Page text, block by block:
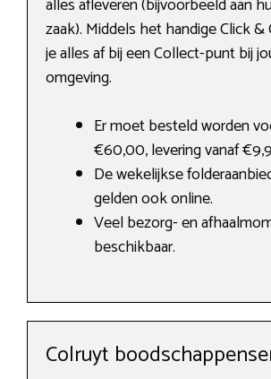
zaak). Middels het handige Click
je alles af bij een Collect-punt bij
omgeving.
Er moet besteld worden
€60,00, levering vanaf
De wekelijkse
gelden ook online.
Veel bezorg- en
beschikbaar.
Colruyt